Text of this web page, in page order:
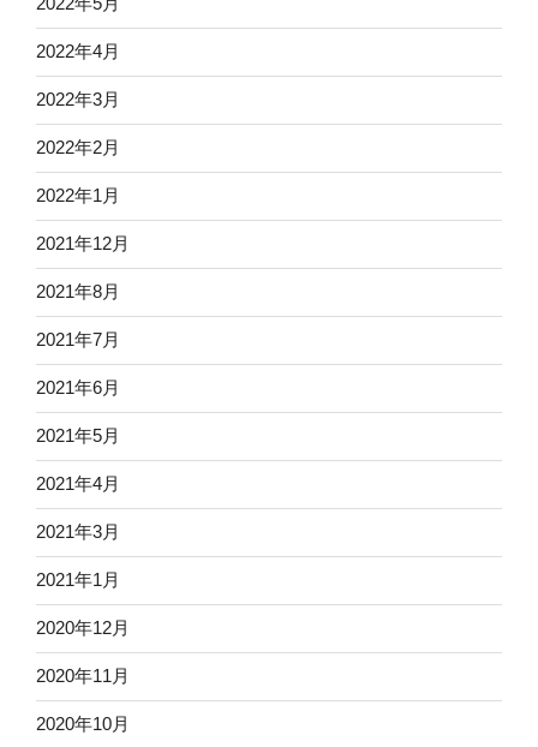
2022年4月
2022年3月
2022年2月
2022年1月
2021年12月
2021年8月
2021年7月
2021年6月
2021年5月
2021年4月
2021年3月
2021年1月
2020年12月
2020年11月
2020年10月